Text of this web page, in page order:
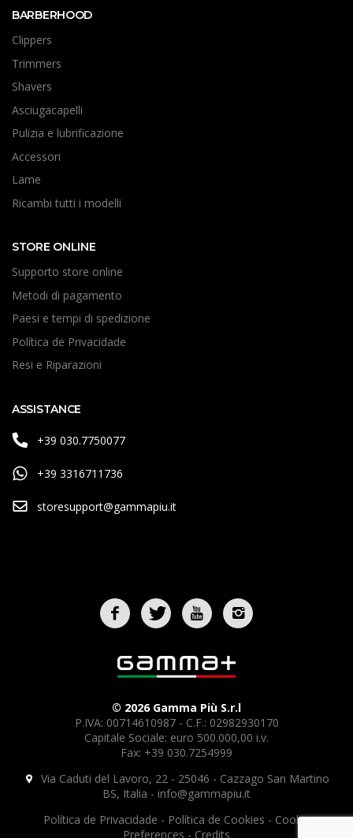
BARBERHOOD
Clippers
Trimmers
Shavers
Asciugacapelli
Pulizia e lubrificazione
Accessori
Lame
Ricambi tutti i modelli
STORE ONLINE
Supporto store online
Metodi di pagamento
Paesi e tempi di spedizione
Política de Privacidade
Resi e Riparazioni
ASSISTANCE
+39 030.7750077
+39 3316711736
storesupport@gammapiu.it
© 2026 Gamma Più S.r.l
P.IVA: 00714610987 - C.F.: 02982930170
Capitale Sociale: euro 500.000,00 i.v.
Fax: +39 030.7254999
Via Caduti del Lavoro, 22 - 25046 - Cazzago San Martino
BS, Italia - info@gammapiu.it
Política de Privacidade - Política de Cookies - Cookie
Preferences - Credits